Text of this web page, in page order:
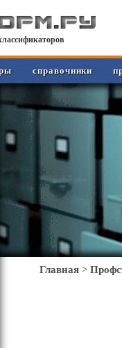
справочники
Главная >